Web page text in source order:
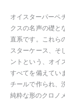
オイスターパーペ
クスの名声の礎と
直系です。これら
スターケース、そ
ントという、オイ
すべてを備えてい
チールで作られ、
純粋な形のクロノ